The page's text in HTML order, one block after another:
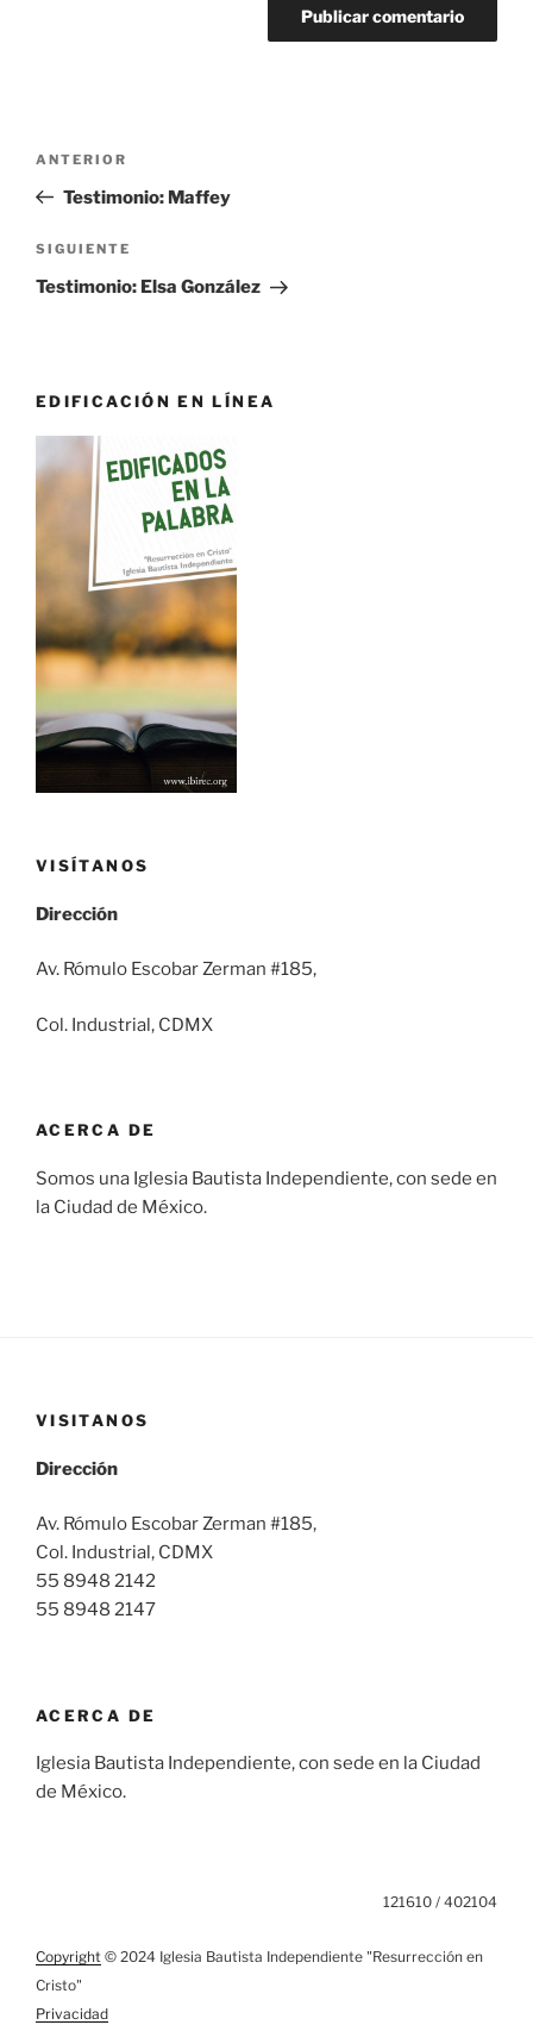
entradas
Entrada
anterior:
ANTERIOR
Testimonio: Maffey
Siguiente
entrada
SIGUIENTE
Testimonio: Elsa González
EDIFICACIÓN EN LÍNEA
VISÍTANOS
Dirección
Av. Rómulo Escobar Zerman #185,
Col. Industrial, CDMX
ACERCA DE
Somos una Iglesia Bautista Independiente, con sede en
la Ciudad de México.
VISITANOS
Dirección
Av. Rómulo Escobar Zerman #185,
Col. Industrial, CDMX
55 8948 2142
55 8948 2147
ACERCA DE
Iglesia Bautista Independiente, con sede en la Ciudad
de México.
121610 / 402104
Copyright © 2024 Iglesia Bautista Independiente "Resurrección en
Cristo"
Privacidad